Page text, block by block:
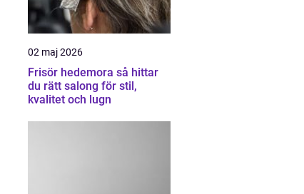
02 maj 2026
Frisör hedemora så hittar
du rätt salong för stil,
kvalitet och lugn